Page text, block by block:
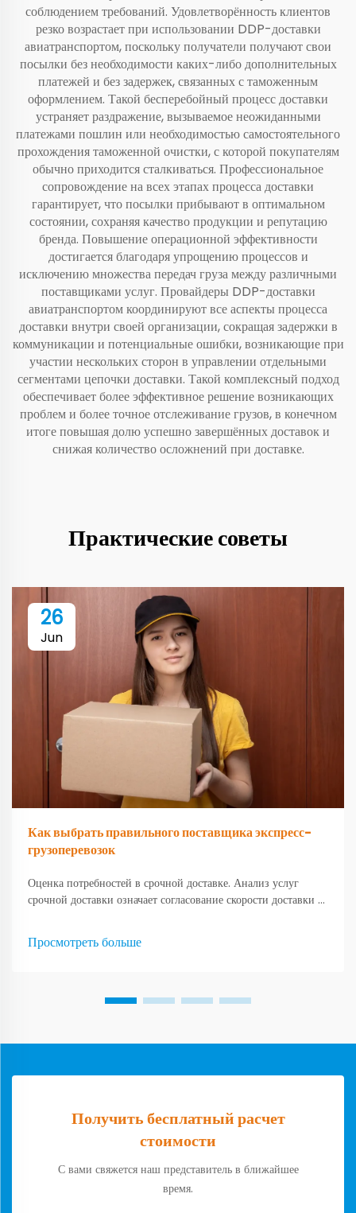
соблюдением требований. Удовлетворённость клиентов
резко возрастает при использовании DDP-доставки
авиатранспортом, поскольку получатели получают свои
посылки без необходимости каких-либо дополнительных
платежей и без задержек, связанных с таможенным
оформлением. Такой бесперебойный процесс доставки
устраняет раздражение, вызываемое неожиданными
платежами пошлин или необходимостью самостоятельного
прохождения таможенной очистки, с которой покупателям
обычно приходится сталкиваться. Профессиональное
сопровождение на всех этапах процесса доставки
гарантирует, что посылки прибывают в оптимальном
состоянии, сохраняя качество продукции и репутацию
бренда. Повышение операционной эффективности
достигается благодаря упрощению процессов и
исключению множества передач груза между различными
поставщиками услуг. Провайдеры DDP-доставки
авиатранспортом координируют все аспекты процесса
доставки внутри своей организации, сокращая задержки в
коммуникации и потенциальные ошибки, возникающие при
участии нескольких сторон в управлении отдельными
сегментами цепочки доставки. Такой комплексный подход
обеспечивает более эффективное решение возникающих
проблем и более точное отслеживание грузов, в конечном
итоге повышая долю успешно завершённых доставок и
снижая количество осложнений при доставке.
Практические советы
26
Jun
Как выбрать правильного поставщика экспресс-
грузоперевозок
Оценка потребностей в срочной доставке. Анализ услуг
срочной доставки означает согласование скорости доставки с
доставка на следующий или второй день...
Просмотреть больше
Получить бесплатный расчет
стоимости
С вами свяжется наш представитель в ближайшее
время.